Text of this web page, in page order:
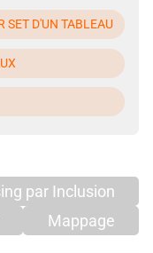
SET D'UN TABLEAU
par Inclusion
Mappage